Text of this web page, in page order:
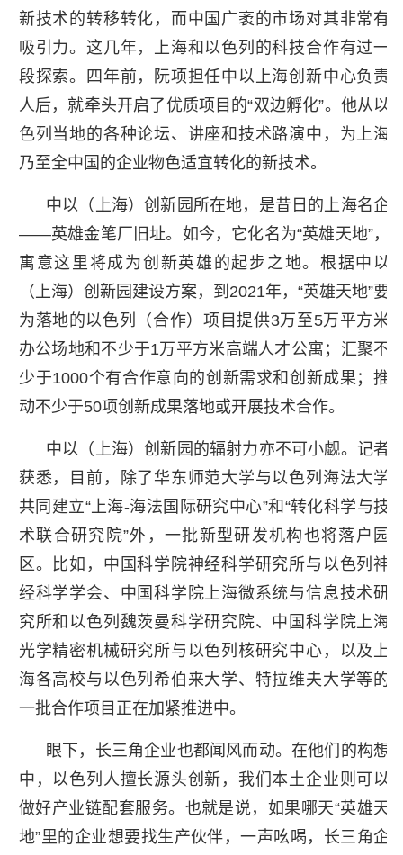
新技术的转移转化，而中国广袤的市场对其非常有
吸引力。这几年，上海和以色列的科技合作有过一
段探索。四年前，阮项担任中以上海创新中心负责
人后，就牵头开启了优质项目的“双边孵化”。他从以
色列当地的各种论坛、讲座和技术路演中，为上海
乃至全中国的企业物色适宜转化的新技术。
中以（上海）创新园所在地，是昔日的上海名企
——英雄金笔厂旧址。如今，它化名为“英雄天地”，
寓意这里将成为创新英雄的起步之地。根据中以
（上海）创新园建设方案，到2021年，“英雄天地”要
为落地的以色列（合作）项目提供3万至5万平方米
办公场地和不少于1万平方米高端人才公寓；汇聚不
少于1000个有合作意向的创新需求和创新成果；推
动不少于50项创新成果落地或开展技术合作。
中以（上海）创新园的辐射力亦不可小觑。记者
获悉，目前，除了华东师范大学与以色列海法大学
共同建立“上海-海法国际研究中心”和“转化科学与技
术联合研究院”外，一批新型研发机构也将落户园
区。比如，中国科学院神经科学研究所与以色列神
经科学学会、中国科学院上海微系统与信息技术研
究所和以色列魏茨曼科学研究院、中国科学院上海
光学精密机械研究所与以色列核研究中心，以及上
海各高校与以色列希伯来大学、特拉维夫大学等的
一批合作项目正在加紧推进中。
眼下，长三角企业也都闻风而动。在他们的构想
中，以色列人擅长源头创新，我们本土企业则可以
做好产业链配套服务。也就是说，如果哪天“英雄天
地”里的企业想要找生产伙伴，一声吆喝，长三角企